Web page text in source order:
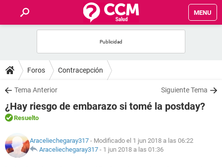
MENU
FOROS
SALUD
FAMILIA
NUTRICIÓN
Foros Contracepción
Tema Anterior Siguiente Tema
¿Hay riesgo de embarazo si tomé la postday?
Resuelto
Araceliechegaray317 - Modificado el 1 jun 2018 a las 06:22
Araceliechegaray317 - 1 jun 2018 a las 01:36